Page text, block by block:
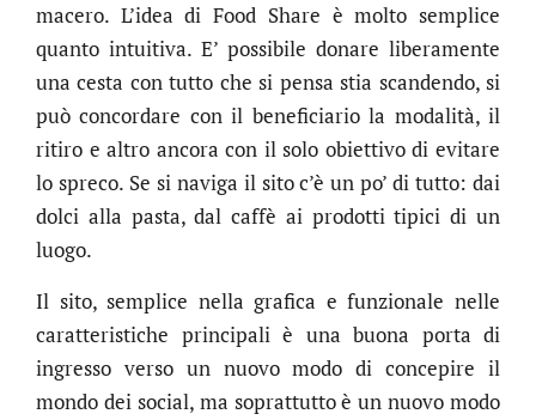
macero. L’idea di Food Share è molto semplice
quanto intuitiva. E’ possibile donare liberamente
una cesta con tutto che si pensa stia scandendo, si
può concordare con il beneficiario la modalità, il
ritiro e altro ancora con il solo obiettivo di evitare
lo spreco. Se si naviga il sito c’è un po’ di tutto: dai
dolci alla pasta, dal caffè ai prodotti tipici di un
luogo.
Il sito, semplice nella grafica e funzionale nelle
caratteristiche principali è una buona porta di
ingresso verso un nuovo modo di concepire il
mondo dei social, ma soprattutto è un nuovo modo